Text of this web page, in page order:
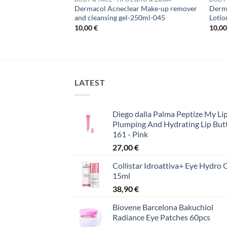
Dermacol Acneclear Make-up remover
and cleansing gel-250ml-045
10,00€
LATEST
Diego dalla Palma Peptize My
Plumping And Hydrating Lip
161 - Pink
27,00€
Collistar Idroattiva+ Eye Hydro
15ml
38,90€
Biovene Barcelona Bakuchiol
Radiance Eye Patches 60pcs